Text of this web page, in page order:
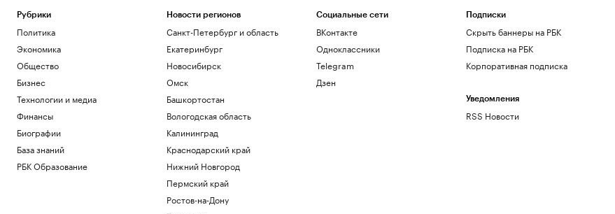
Ученые США создали с помощью ИИ
вирусы против устойчивой кишечной
палочки
Технологии и медиа
Рубрики
Политика
Экономика
Общество
Бизнес
Технологии и медиа
Финансы
Биографии
База знаний
РБК Образование
Новости регионов
Санкт-Петербург и область
Екатеринбург
Новосибирск
Омск
Башкортостан
Вологодская область
Калининград
Краснодарский край
Нижний Новгород
Пермский край
Ростов-на-Дону
Социальные сети
ВКонтакте
Одноклассники
Telegram
Дзен
Подписки
Скрыть баннеры на РБК
Подписка на РБК
Корпоративная подписка
Уведомления
RSS Новости